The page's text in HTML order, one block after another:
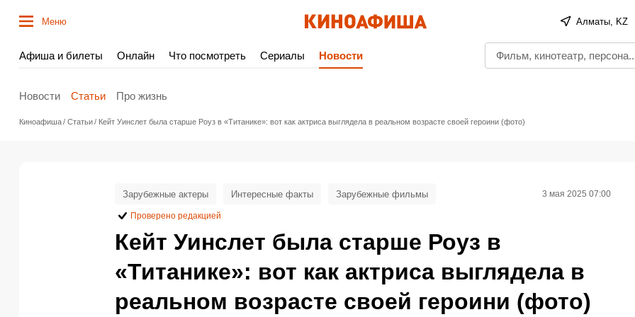
Меню Алматы, KZ
Афиша и билеты Онлайн Что посмотреть Сериалы Новости
Новости Статьи Про жизнь
Киноафиша Статьи Кейт Уинслет была старше Роуз в «Титанике»: вот как актриса выглядела в реальном возрасте своей героини (фото)
Кейт Уинслет была старше Роуз в
«Титанике»: вот как актриса выглядела в
реальном возрасте своей героини (фото)
Зарубежные актеры Интересные факты Зарубежные фильмы 3 мая 2025 07:00
Проверено редакцией